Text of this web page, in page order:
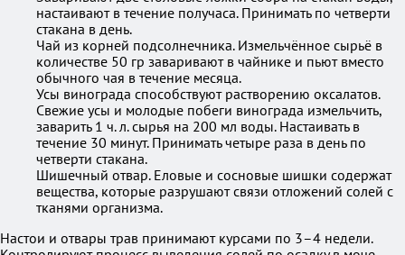
настаивают в течение получаса. Принимать по четверти
стакана в день.
Чай из корней подсолнечника. Измельчённое сырьё в
количестве 50 гр заваривают в чайнике и пьют вместо
обычного чая в течение месяца.
Усы винограда способствуют растворению оксалатов.
Свежие усы и молодые побеги винограда измельчить,
заварить 1 ч. л. сырья на 200 мл воды. Настаивать в
течение 30 минут. Принимать четыре раза в день по
четверти стакана.
Шишечный отвар. Еловые и сосновые шишки содержат
вещества, которые разрушают связи отложений солей с
тканями организма.
Настои и отвары трав принимают курсами по 3–4 недели.